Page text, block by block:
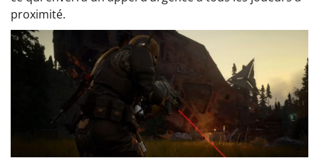
proximité.